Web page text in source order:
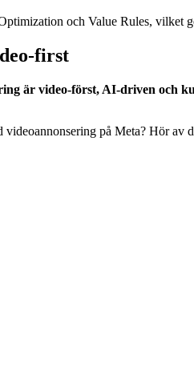
och Value Rules, vilket
first
är video-först, AI-driven och
på Meta? Hör